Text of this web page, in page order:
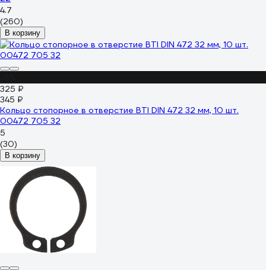
4.7
(260)
В корзину
325 ₽
345 ₽
Кольцо стопорное в отверстие BTI DIN 472 32 мм, 10 шт.
00472 705 32
5
(30)
В корзину